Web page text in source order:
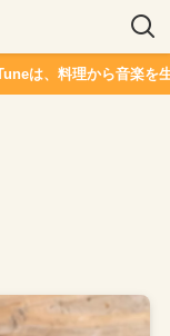
は、料理から音楽を生